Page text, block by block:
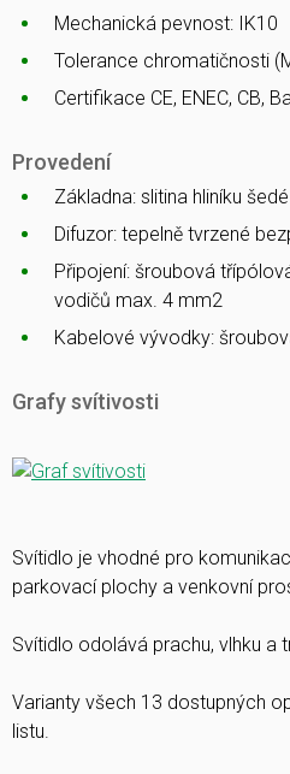
Mechanická pevnost: IK10
Tolerance chromatičnosti
Certifikace CE, ENEC, CB,
Provedení
Základna: slitina hliníku
Difuzor: tepelně tvrzené
Připojení: šroubová
vodičů max. 4 mm2
Kabelové vývodky:
Grafy svítivosti
Svítidlo je vhodné pro
parkovací plochy a venkovní
Svítidlo odolává prachu, vlhku a
Varianty všech 13 dostupných
listu.